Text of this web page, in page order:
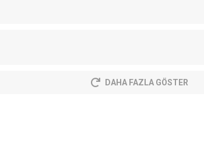
DAHA FAZLA GÖSTER